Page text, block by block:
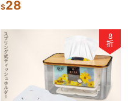
$28
8
折